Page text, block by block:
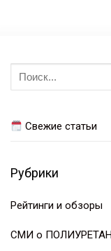
Искать:
Свежие статьи
Рубрики
Рейтинги и обзоры
СМИ о